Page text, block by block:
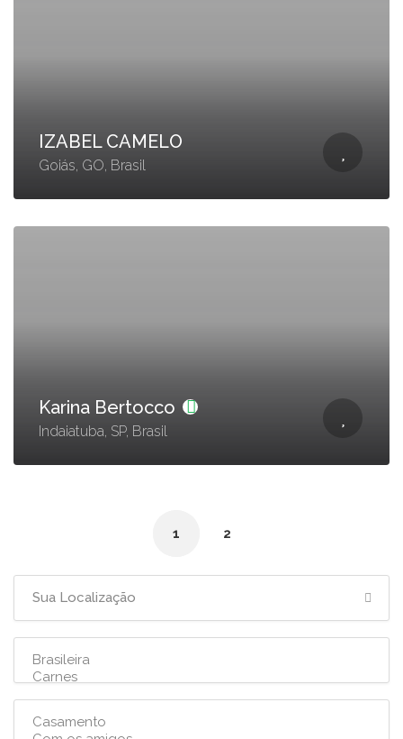
IZABEL CAMELO
Goiás, GO, Brasil
Karina Bertocco
Indaiatuba, SP, Brasil
1 2